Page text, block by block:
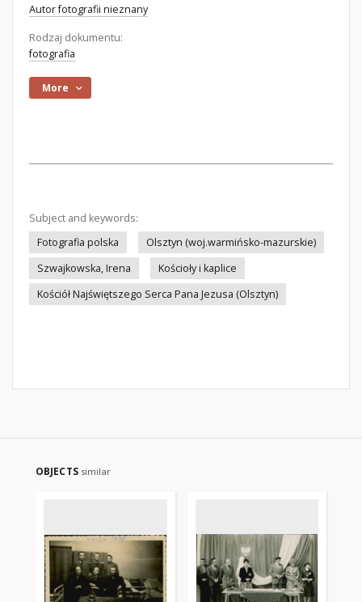
Autor fotografii nieznany
Rodzaj dokumentu:
fotografia
More
Subject and keywords:
Fotografia polska
Olsztyn (woj.warmińsko-mazurskie)
Szwajkowska, Irena
Kościoły i kaplice
Kościół Najświętszego Serca Pana Jezusa (Olsztyn)
OBJECTS similar